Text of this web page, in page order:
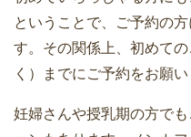
ということで、ご予約の
す。その関係上、初めて
く）までにご予約をお願い
妊婦さんや授乳期の方で